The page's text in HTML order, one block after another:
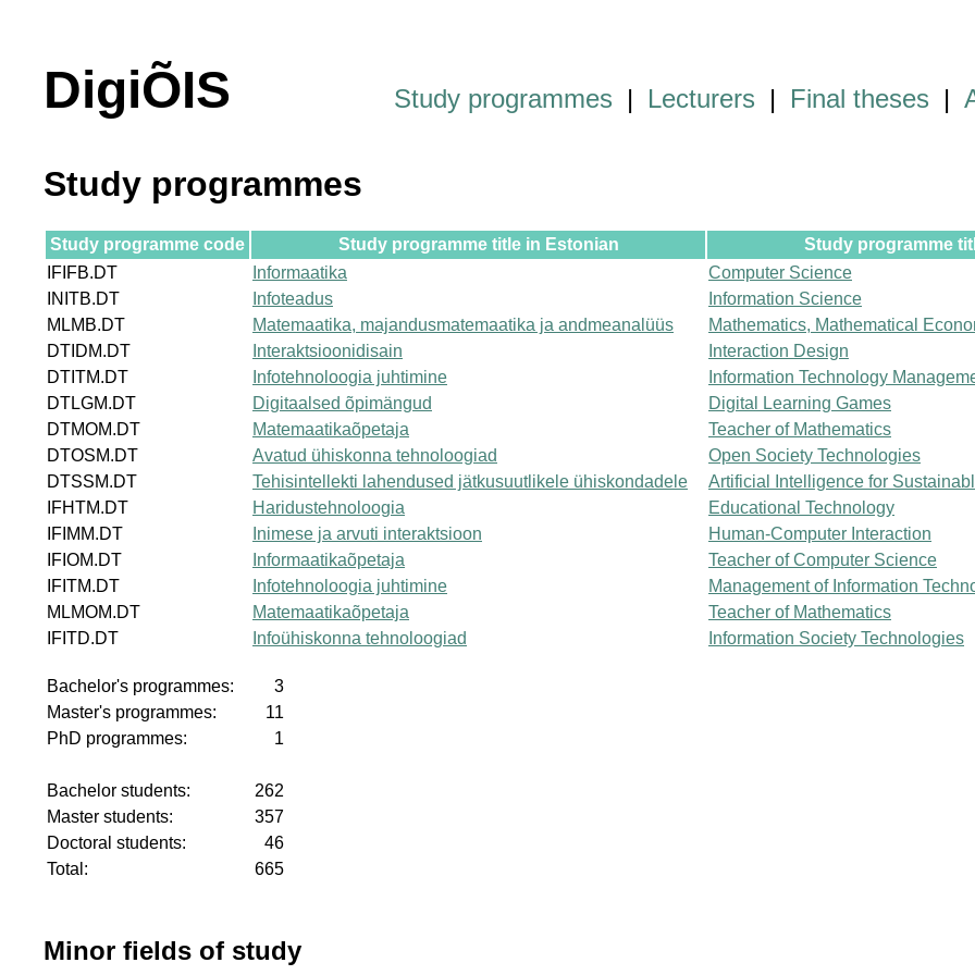
DigiÕIS Study programmes | Lecturers | Final theses |
Study programmes
Study programme code Study programme title in Estonian
Study programme
IFIFB.DT
Informaatika
Computer Science
INITB.DT
Infoteadus
Information Science
MLMB.DT
Matemaatika, majandusmatemaatika ja andmeanalüüs
Mathematics, Mathematical
DTIDM.DT
Interaktsioonidisain
Interaction Design
DTITM.DT
Infotehnoloogia juhtimine
Information Technology
DTLGM.DT
Digitaalsed õpimängud
Digital Learning Games
DTMOM.DT
Matemaatikaõpetaja
Teacher of Mathematics
DTOSM.DT
Avatud ühiskonna tehnoloogiad
Open Society Technologies
DTSSM.DT
Tehisintellekti lahendused jätkusuutlikele ühiskondadele
Artificial Intelligence for
IFHTM.DT
Haridustehnoloogia
Educational Technology
IFIMM.DT
Inimese ja arvuti interaktsioon
Human-Computer Interaction
IFIOM.DT
Informaatikaõpetaja
Teacher of Computer Science
IFITM.DT
Infotehnoloogia juhtimine
Management of Information
MLMOM.DT
Matemaatikaõpetaja
Teacher of Mathematics
IFITD.DT
Infoühiskonna tehnoloogiad Information Society Technologies
Bachelor's programmes:
3
Master's programmes:
11
PhD programmes:
1
Bachelor students:
262
Master students:
357
Doctoral students:
46
Total:
665
Minor fields of study